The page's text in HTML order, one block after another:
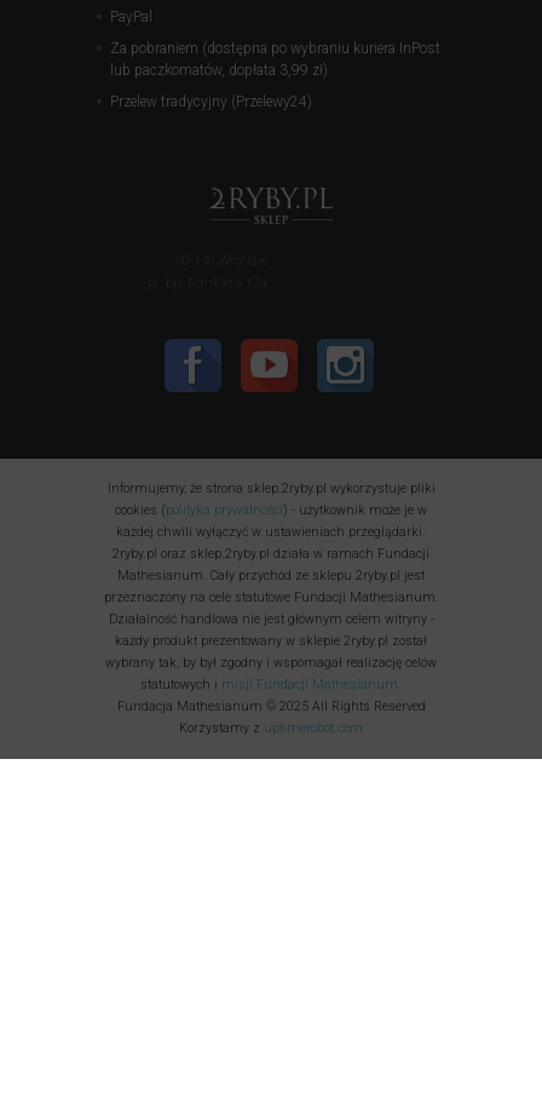
PayPal
Za pobraniem (dostępna po wybraniu kuriera InPost
lub paczkomatów, dopłata 3,99 zł)
Przelew tradycyjny (Przelewy24)
Informujemy, że strona sklep.2ryby.pl wykorzystuje pliki
cookies (polityka prywatności) - użytkownik może je w
każdej chwili wyłączyć w ustawieniach przeglądarki.
2ryby.pl oraz sklep.2ryby.pl działa w ramach Fundacji
Mathesianum. Cały przychód ze sklepu 2ryby.pl jest
przeznaczony na cele statutowe Fundacji Mathesianum.
Działalność handlowa nie jest głównym celem witryny -
każdy produkt prezentowany w sklepie 2ryby.pl został
wybrany tak, by był zgodny i wspomagał realizację celów
statutowych i misji Fundacji Mathesianum.
Fundacja Mathesianum © 2025 All Rights Reserved
Korzystamy z uptimerobot.com